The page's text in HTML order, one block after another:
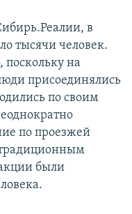
в
тысячи человек.
поскольку на
присоединялись
по своим
по проезжей
были